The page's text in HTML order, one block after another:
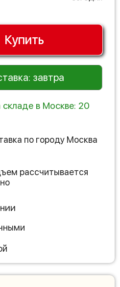
Купить
завтра
складе в Москве: 20
по городу Москва
рассчитывается